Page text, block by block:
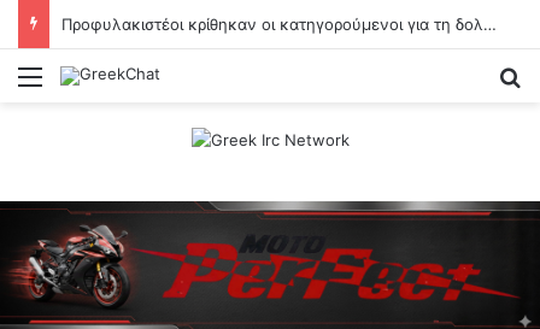
Προφυλακιστέοι κρίθηκαν οι κατηγορούμενοι για τη δολοφονία του 58χρονου ψυχολόγου στην Αργολίδα
Menu